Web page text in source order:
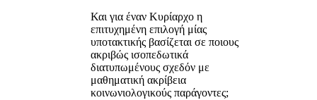
Και για έναν Κυρίαρχο η
επιτυχημένη επιλογή μίας
υποτακτικής βασίζεται σε ποιους
ακριβώς ισοπεδωτικά
διατυπωμένους σχεδόν με
μαθηματική ακρίβεια
κοινωνιολογικούς παράγοντες;